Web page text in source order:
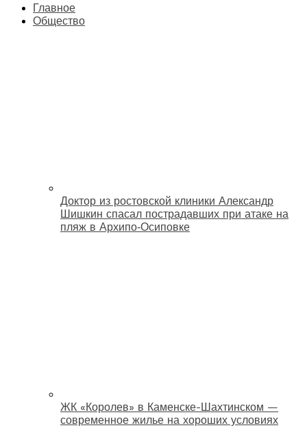
Главное
Общество
Доктор из ростовской клиники Александр
Шишкин спасал пострадавших при атаке на
пляж в Архипо‑Осиповке
ЖК «Королев» в Каменске-Шахтинском —
современное жилье на хороших условиях